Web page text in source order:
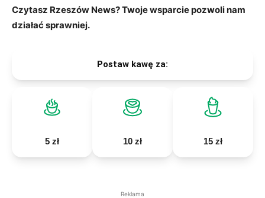
Czytasz Rzeszów News? Twoje wsparcie pozwoli nam
działać sprawniej.
Postaw kawę za:
5 zł 10 zł 15 zł
Reklama